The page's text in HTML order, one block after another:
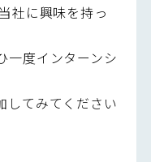
社に興味を持っ
一度インターンシ
してみてください